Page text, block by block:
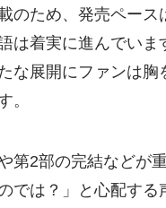
のため、発売ペース
は着実に進んでいま
な展開にファンは胸
。
第2部の完結などが
では？」と心配する